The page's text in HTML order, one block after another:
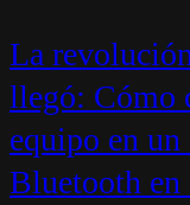
La
llegó: Cómo
equipo en
Bluetooth en